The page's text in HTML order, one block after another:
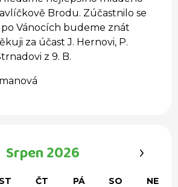
Brodu. Zúčastnilo se
po Vánocích budeme znát
za účast J. Hernovi, P.
z 9. B.
Srpen 2026
ST ČT PÁ SO
NE